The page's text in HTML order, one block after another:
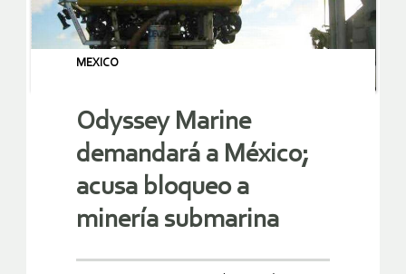
MEXICO
Odyssey Marine
demandará a México;
acusa bloqueo a
minería submarina